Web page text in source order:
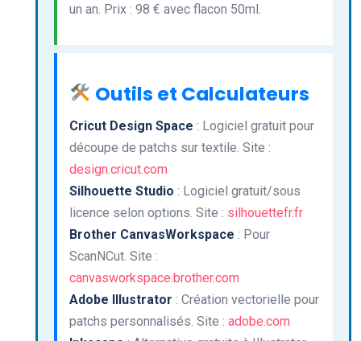
un an. Prix : 98 € avec flacon 50ml.
Outils et Calculateurs
Cricut Design Space : Logiciel gratuit pour
découpe de patchs sur textile. Site :
design.cricut.com
Silhouette Studio : Logiciel gratuit/sous
licence selon options. Site : silhouettefr.fr
Brother CanvasWorkspace : Pour
ScanNCut. Site :
canvasworkspace.brother.com
Adobe Illustrator : Création vectorielle pour
patchs personnalisés. Site : adobe.com